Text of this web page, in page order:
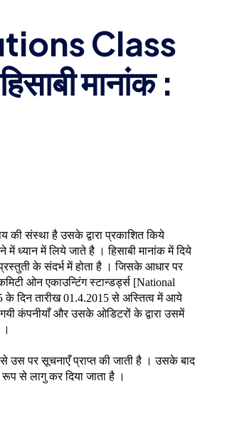
Class
मानांक :
की संस्था है उसके द्वारा प्रकाशित किये
ध्यान में लिये जाते है । हिसाबी मानांक में दिये
प्रस्तुती के संदर्भ में होता है । जिसके आधार पर
ओन एकाउन्टिंग स्टान्डर्ड्स [National
के दिन तारीख 01.4.2015 से अस्तित्व में आये
कंपनीयाँ और उसके ओडिटरों के द्वारा उसमें
से उस पर सूचनाएँ प्राप्त की जाती है । उसके बाद
से लागु कर दिया जाता है ।